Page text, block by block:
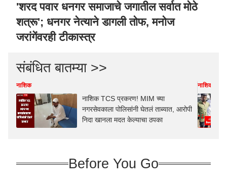
'शरद पवार धनगर समाजाचे जगातील सर्वात मोठे
शत्रू'; धनगर नेत्याने डागली तोफ, मनोज
जरांगेंवरही टीकास्त्र
संबंधित बातम्या >>
नाशिक
नाशिक TCS प्रकरण! MIM च्या
नगरसेवकाला पोलिसांनी घेतलं ताब्यात, आरोपी
निदा खानला मदत केल्याचा ठपका
नाशिक
Before You Go